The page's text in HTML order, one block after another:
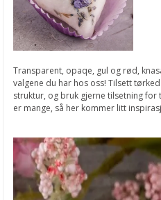
Transparent, opaqe, gul og rød,
valgene du har hos oss! Tilsett
struktur, og bruk gjerne tilsetning
er mange, så her kommer litt